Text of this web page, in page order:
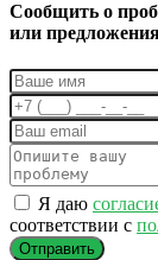
Cообщить о
или
Я даю
соответствии с
Отправить